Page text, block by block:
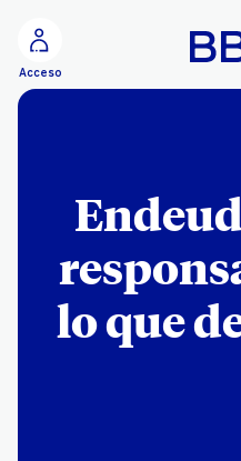
Acceso
lo que